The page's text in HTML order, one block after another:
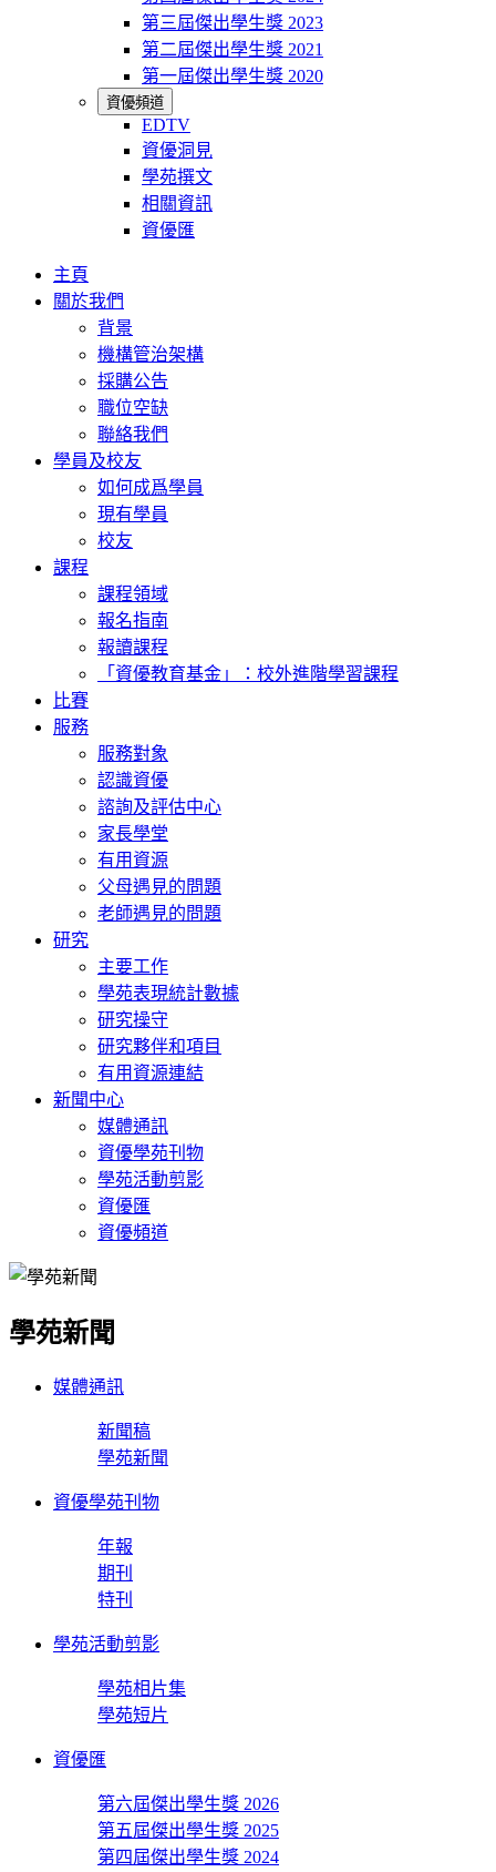
第三屆傑出學生獎 2023
第二屆傑出學生獎 2021
第一屆傑出學生獎 2020
資優頻道
EDTV
資優洞見
學苑撰文
相關資訊
資優匯
主頁
關於我們
背景
機構管治架構
採購公告
職位空缺
聯絡我們
學員及校友
如何成爲學員
現有學員
校友
課程
課程領域
報名指南
報讀課程
「資優教育基金」：校外進階學習課程
比賽
服務
服務對象
認識資優
諮詢及評估中心
家長學堂
有用資源
父母遇見的問題
老師遇見的問題
研究
主要工作
學苑表現統計數據
研究操守
研究夥伴和項目
有用資源連結
新聞中心
媒體通訊
資優學苑刊物
學苑活動剪影
資優匯
資優頻道
學苑新聞
媒體通訊
新聞稿
學苑新聞
資優學苑刊物
年報
期刊
特刊
學苑活動剪影
學苑相片集
學苑短片
資優匯
第六屆傑出學生獎 2026
第五屆傑出學生獎 2025
第四屆傑出學生獎 2024